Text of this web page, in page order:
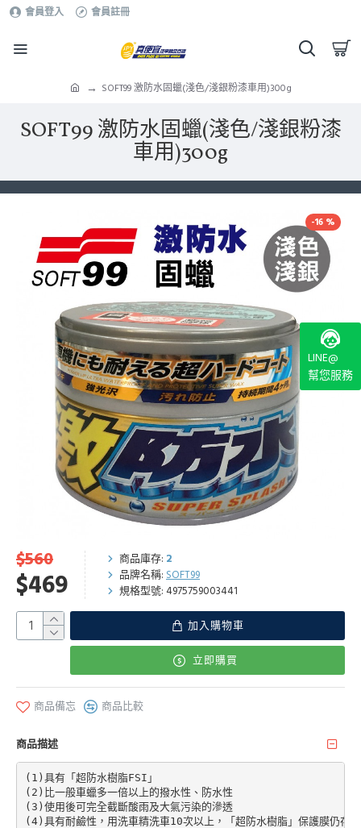
會員登入 會員註冊
SOFT99 激防水固蠟(淺色/淺銀粉漆車用)300g
SOFT99 激防水固蠟(淺色/淺銀粉漆
車用)300g
-16 %
$469
$560 商品庫存: 2
品牌名稱: SOFT99
規格型號: 4975759003441
加入購物車
立即購買
商品備忘 商品比較
商品描述
(1)具有「超防水樹脂FSI」
(2)比一般車蠟多一倍以上的撥水性、防水性
(3)使用後可完全截斷酸雨及大氣污染的滲透
(4)具有耐鹼性，用洗車精洗車10次以上，「超防水樹脂」保護膜仍存在
LINE@
幫您服務